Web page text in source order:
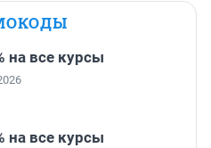
на все курсы
на все курсы